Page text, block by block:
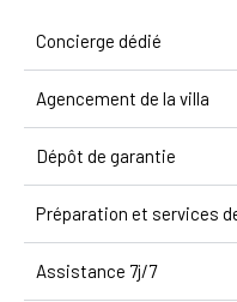
Concierge dédié
Agencement de la villa
Dépôt de garantie
Préparation et services
Assistance 7j/7